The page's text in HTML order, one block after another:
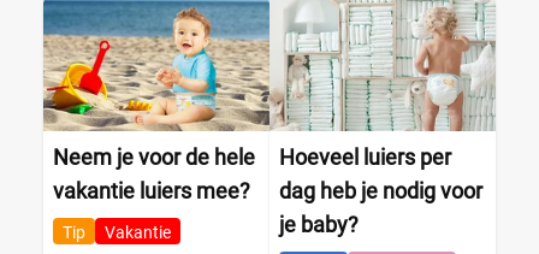
Neem je voor de hele
vakantie luiers mee?
Tip Vakantie
Hoeveel luiers per
dag heb je nodig voor
je baby?